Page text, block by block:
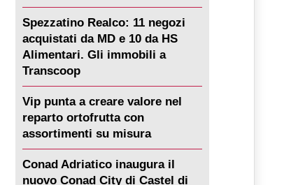
Spezzatino Realco: 11 negozi
acquistati da MD e 10 da HS
Alimentari. Gli immobili a
Transcoop
Vip punta a creare valore nel
reparto ortofrutta con
assortimenti su misura
Conad Adriatico inaugura il
nuovo Conad City di Castel di